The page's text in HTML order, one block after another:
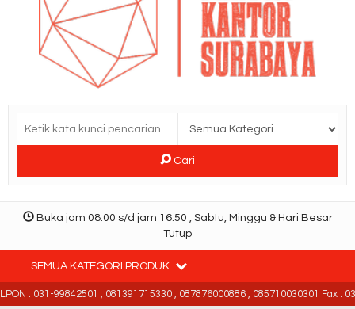
Cari
Buka jam 08.00 s/d jam 16.50 , Sabtu, Minggu & Hari Besar
Tutup
SEMUA KATEGORI PRODUK
: 031-99842501 , 081391715330 , 087876000886 , 085710030301 Fax :